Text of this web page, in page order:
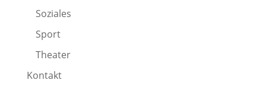
Soziales
Sport
Theater
Kontakt